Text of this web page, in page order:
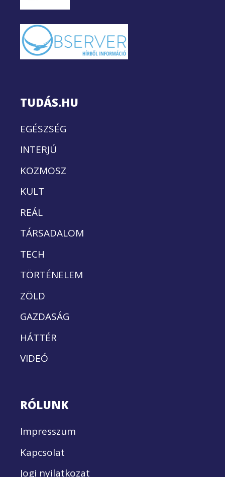
TUDÁS.HU
EGÉSZSÉG
INTERJÚ
KOZMOSZ
KULT
REÁL
TÁRSADALOM
TECH
TÖRTÉNELEM
ZÖLD
GAZDASÁG
HÁTTÉR
VIDEÓ
RÓLUNK
Impresszum
Kapcsolat
Jogi nyilatkozat